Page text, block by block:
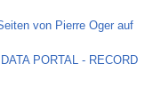
von Pierre Oger auf
PORTAL - RECORD